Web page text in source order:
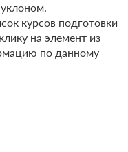
курсов подготовки
на элемент из
по данному